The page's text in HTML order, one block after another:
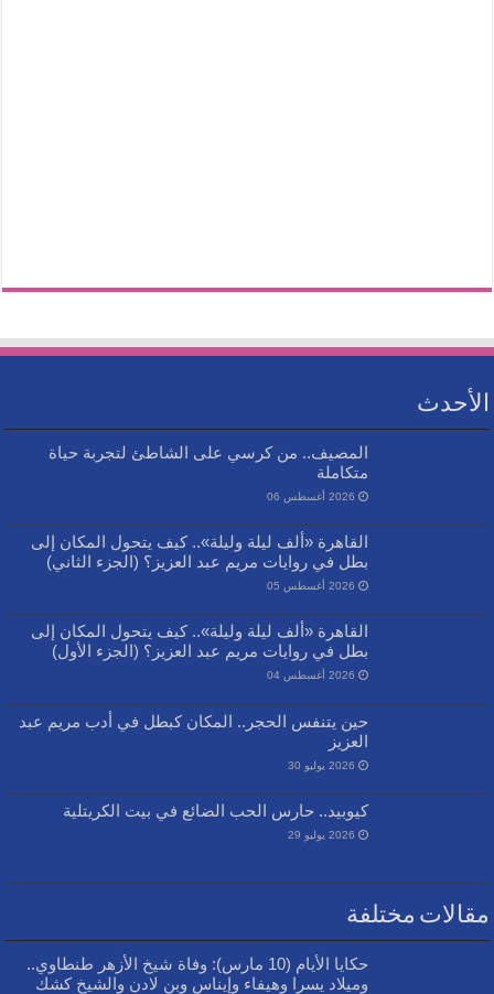
الأحدث
المصيف.. من كرسي على الشاطئ لتجربة حياة
متكاملة
2026 أغسطس 06
القاهرة «ألف ليلة وليلة».. كيف يتحول المكان إلى
بطل في روايات مريم عبد العزيز؟ (الجزء الثاني)
2026 أغسطس 05
القاهرة «ألف ليلة وليلة».. كيف يتحول المكان إلى
بطل في روايات مريم عبد العزيز؟ (الجزء الأول)
2026 أغسطس 04
حين يتنفس الحجر.. المكان كبطل في أدب مريم عبد
العزيز
2026 يوليو 30
كيوبيد.. حارس الحب الضائع في بيت الكريتلية
2026 يوليو 29
مقالات مختلفة
حكايا الأيام (10 مارس): وفاة شيخ الأزهر طنطاوي..
وميلاد يسرا وهيفاء وإيناس وبن لادن والشيخ كشك